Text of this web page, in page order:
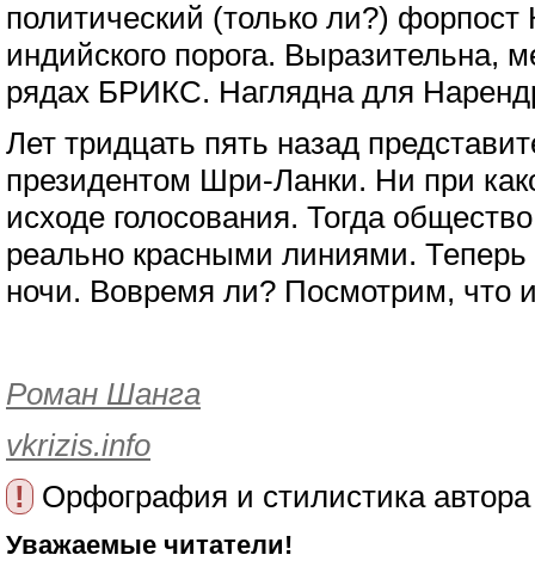
политический (только ли?) форпост
индийского порога. Выразительна,
рядах БРИКС. Наглядна для
Лет тридцать пять назад
президентом Шри-Ланки. Ни при
исходе голосования. Тогда
реально красными линиями. Теперь
ночи. Вовремя ли? Посмотрим, что
Роман Шанга
vkrizis.info
!
Орфография и стилистика
Уважаемые читатели!